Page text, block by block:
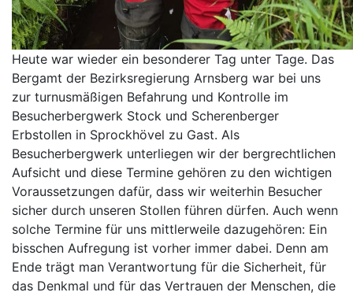
Heute war wieder ein besonderer Tag unter Tage. Das
Bergamt der Bezirksregierung Arnsberg war bei uns
zur turnusmäßigen Befahrung und Kontrolle im
Besucherbergwerk Stock und Scherenberger
Erbstollen in Sprockhövel zu Gast. Als
Besucherbergwerk unterliegen wir der bergrechtlichen
Aufsicht und diese Termine gehören zu den wichtigen
Voraussetzungen dafür, dass wir weiterhin Besucher
sicher durch unseren Stollen führen dürfen. Auch wenn
solche Termine für uns mittlerweile dazugehören: Ein
bisschen Aufregung ist vorher immer dabei. Denn am
Ende trägt man Verantwortung für die Sicherheit, für
das Denkmal und für das Vertrauen der Menschen, die